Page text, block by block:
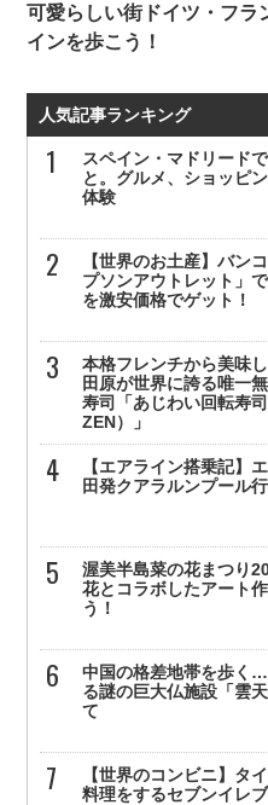
可愛らしい街ドイツ・フラ
インを歩こう！
人気記事ランキング
スペイン・マドリード
と。グルメ、ショッピ
体験
【世界のお土産】バン
プソンアウトレット」
を激安価格でゲット！
本格フレンチから美味
田原が世界に誇る唯一
寿司「あじわい回転寿
ZEN）」
【エアライン搭乗記】
田発クアラルンプール
渥美半島菜の花まつり
花とコラボしたアート
う！
中国の格差地帯を歩く
る謎の巨大仏施設「雲
て
【世界のコンビニ】タ
料理をするセブンイレ